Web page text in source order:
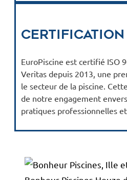
Certification
EuroPiscine est certifié ISO
Veritas depuis 2013, une
le secteur de la piscine.
de notre engagement
pratiques professionnelles